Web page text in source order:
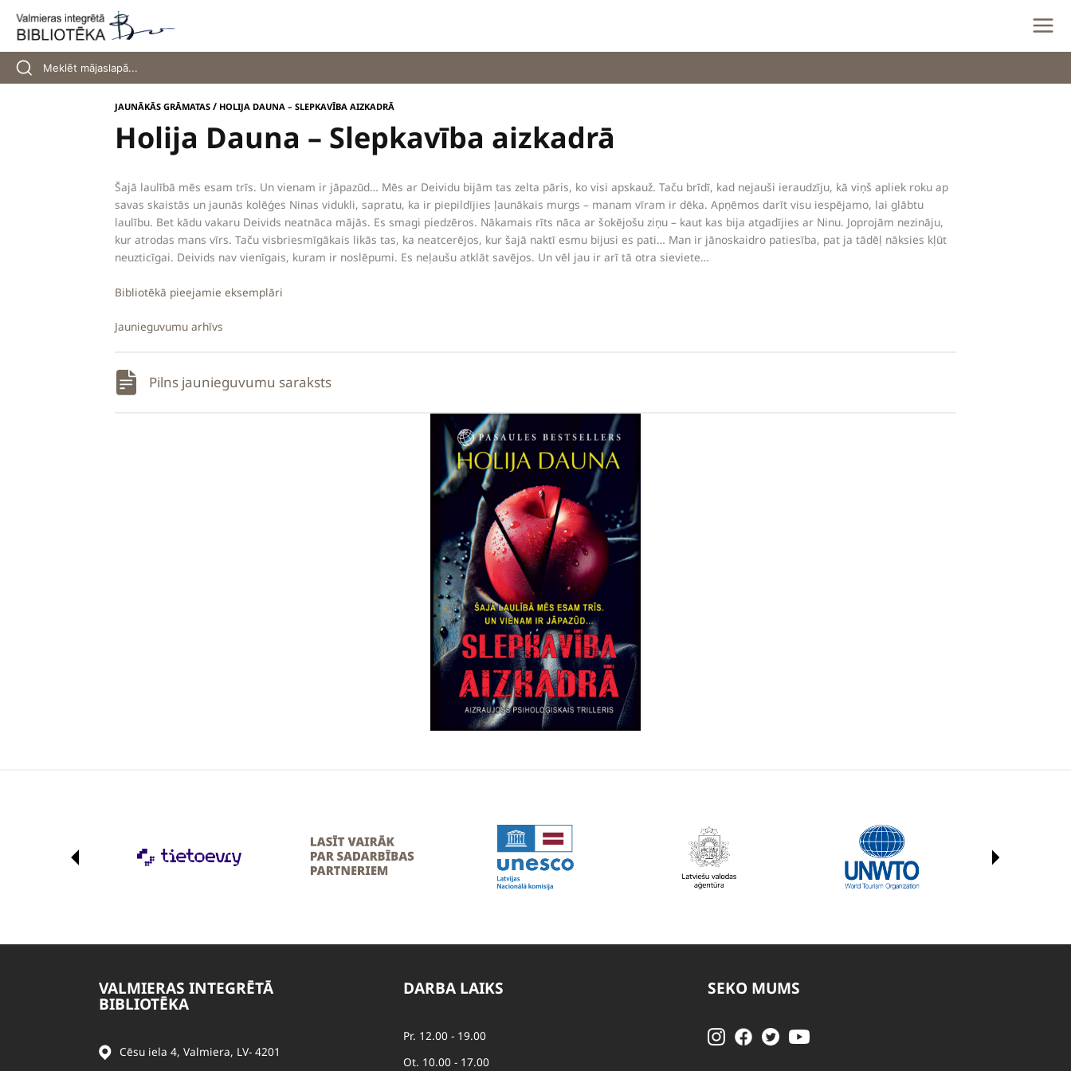
content
JAUNĀKĀS GRĀMATAS / HOLIJA DAUNA – SLEPKAVĪBA AIZKADRĀ
Holija Dauna – Slepkavība aizkadrā
Šajā laulībā mēs esam trīs. Un vienam ir jāpazūd… Mēs ar Deividu bijām tas zelta pāris, ko visi apskauž. Taču brīdī, kad nejauši ieraudzīju, kā viņš apliek roku ap
savas skaistās un jaunās kolēģes Ninas vidukli, sapratu, ka ir piepildījies ļaunākais murgs – manam vīram ir dēka. Apņēmos darīt visu iespējamo, lai glābtu
laulību. Bet kādu vakaru Deivids neatnāca mājās. Es smagi piedzēros. Nākamais rīts nāca ar šokējošu ziņu – kaut kas bija atgadījies ar Ninu. Joprojām nezināju,
kur atrodas mans vīrs. Taču visbriesmīgākais likās tas, ka neatcerējos, kur šajā naktī esmu bijusi es pati… Man ir jānoskaidro patiesība, pat ja tādēļ nāksies kļūt
neuzticīgai. Deivids nav vienīgais, kuram ir noslēpumi. Es neļaušu atklāt savējos. Un vēl jau ir arī tā otra sieviete…
Bibliotēkā pieejamie eksemplāri
Jaunieguvumu arhīvs
Pilns jaunieguvumu saraksts
VALMIERAS INTEGRĒTĀ
BIBLIOTĒKA
Cēsu iela 4, Valmiera, LV- 4201
DARBA LAIKS
Pr. 12.00 - 19.00
Ot. 10.00 - 17.00
SEKO MUMS